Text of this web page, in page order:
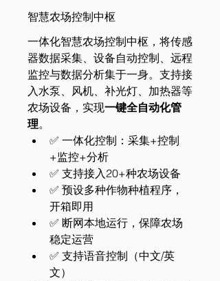
智慧农场控制中枢
一体化智慧农场控制中枢，将传感
器数据采集、设备自动控制、远程
监控与数据分析集于一身。支持接
入水泵、风机、补光灯、加热器等
农场设备，实现一键全自动化管
理。
✅ 一体化控制：采集+控制
+监控+分析
✅ 支持接入20+种农场设备
✅ 预设多种作物种植程序，
开箱即用
✅ 断网本地运行，保障农场
稳定运营
✅ 支持语音控制（中文/英
文）